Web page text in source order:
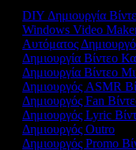
DIY Δημιουργία
Windows Video Maker
Αυτόματος
Δημιουργία Βίντεο
Δημιουργία Βίντεο
Δημιουργός ASMR
Δημιουργός Fan
Δημιουργός Lyric
Δημιουργός Outro
Δημιουργός Promo